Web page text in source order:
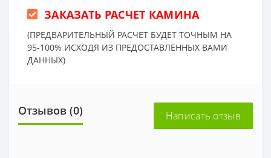
ЗАКАЗАТЬ РАСЧЕТ КАМИНА
(ПРЕДВАРИТЕЛЬНЫЙ РАСЧЕТ БУДЕТ ТОЧНЫМ НА
95-100% ИСХОДЯ ИЗ ПРЕДОСТАВЛЕННЫХ ВАМИ
ДАННЫХ)
Отзывов (0) Написать отзыв